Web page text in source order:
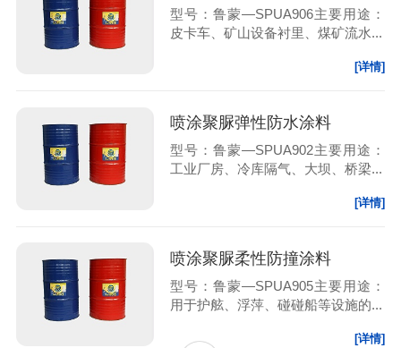
型号：鲁蒙—SPUA906主要用途：
皮卡车、矿山设备衬里、煤矿流水...
[详情]
喷涂聚脲弹性防水涂料
型号：鲁蒙—SPUA902主要用途：
工业厂房、冷库隔气、大坝、桥梁...
[详情]
喷涂聚脲柔性防撞涂料
型号：鲁蒙—SPUA905主要用途：
用于护舷、浮萍、碰碰船等设施的...
[详情]